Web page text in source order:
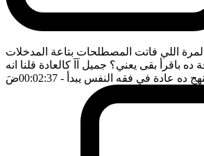
اللي فاتت المصطلحات بتاعة المدخلات
ده باقرأ بقى يعني؟ جميل آآ كالعادة قلنا انه
ده عادة في فقه النفس يبدأ - 00:02:37 ضَ